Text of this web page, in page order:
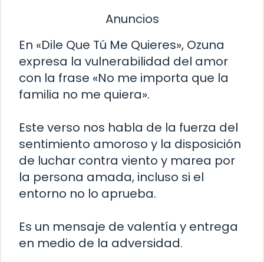
Anuncios
En «Dile Que Tú Me Quieres», Ozuna
expresa la vulnerabilidad del amor
con la frase «No me importa que la
familia no me quiera».
Este verso nos habla de la fuerza del
sentimiento amoroso y la disposición
de luchar contra viento y marea por
la persona amada, incluso si el
entorno no lo aprueba.
Es un mensaje de valentía y entrega
en medio de la adversidad.